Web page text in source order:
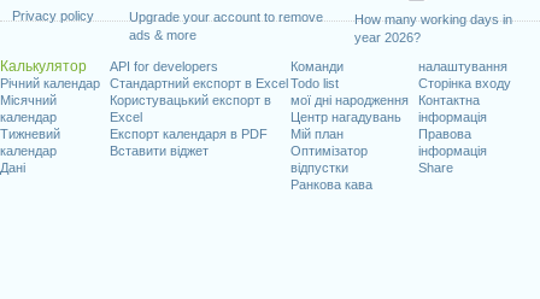
Privacy policy
Upgrade your account to remove
ads & more
How many working days in
year 2026?
Калькулятор
Річний календар
Місячний
календар
Тижневий
календар
Дані
API for developers
Стандартний експорт в Excel
Користувацький експорт в
Excel
Експорт календаря в PDF
Вставити віджет
Команди
Todo list
мої дні народження
Центр нагадувань
Мій план
Оптимізатор
відпустки
Ранкова кава
налаштування
Сторінка входу
Контактна
інформація
Правова
інформація
Share